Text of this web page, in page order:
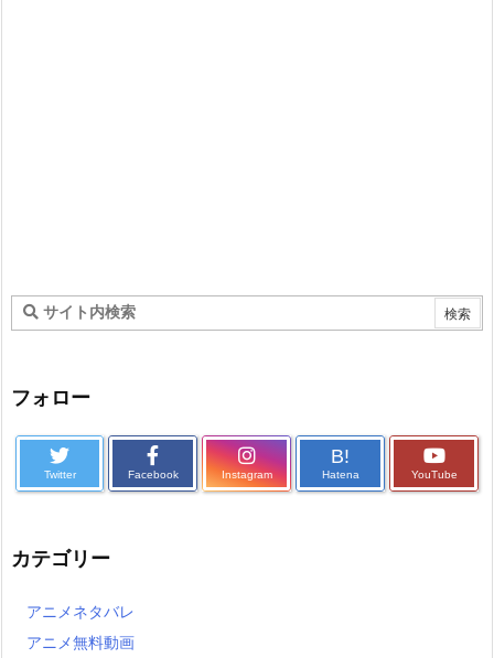
フォロー
Twitter Facebook Instagram
B!
Hatena YouTube
カテゴリー
アニメネタバレ
アニメ無料動画